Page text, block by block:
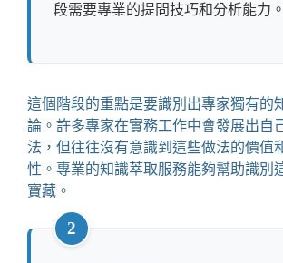
段需要專業的提問技巧和分析能力。
這個階段的重點是要識別出專家獨有的
論。許多專家在實務工作中會發展出自
法，但往往沒有意識到這些做法的價值
性。專業的知識萃取服務能夠幫助識別
寶藏。
2